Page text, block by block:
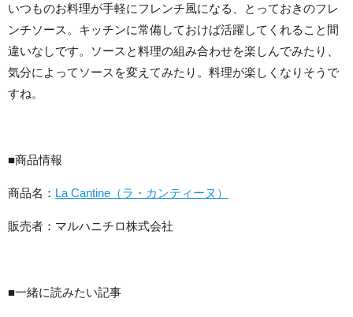
いつものお料理が手軽にフレンチ風になる、とっておきのフレ
ンチソース。キッチンに常備しておけば活躍してくれること間
違いなしです。ソースと料理の組み合わせを楽しんでみたり、
気分によってソースを変えてみたり。料理が楽しくなりそうで
すね。
■商品情報
商品名： La Cantine（ラ・カンティーヌ）
販売者：マルハニチロ株式会社
■一緒に読みたい記事